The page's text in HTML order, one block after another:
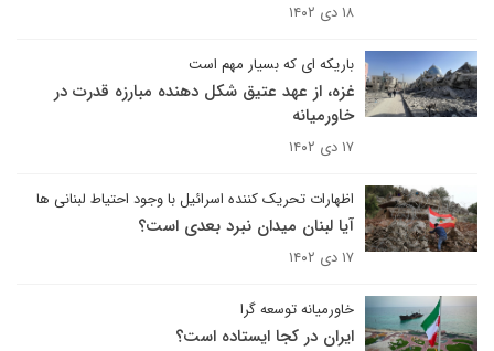
۱۸ دی ۱۴۰۲
باریکه ای که بسیار مهم است
غزه، از عهد عتیق شکل دهنده مبارزه قدرت در
خاورمیانه
۱۷ دی ۱۴۰۲
اظهارات تحریک کننده اسرائیل با وجود احتیاط لبنانی ها
آیا لبنان میدان نبرد بعدی است؟
۱۷ دی ۱۴۰۲
خاورمیانه توسعه گرا
ایران در کجا ایستاده است؟